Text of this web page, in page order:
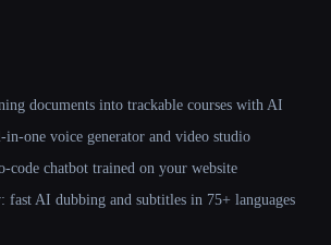
documents into trackable courses with AI
one voice generator and video studio
code chatbot trained on your website
fast AI dubbing and subtitles in 75+ languages